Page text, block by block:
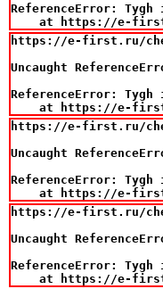
ReferenceError:
at https://e-
https://e-first.ru/
Uncaught
ReferenceError:
at https://e-
https://e-first.ru/
Uncaught
ReferenceError:
at https://e-
https://e-first.ru/
Uncaught
ReferenceError:
at https://e-